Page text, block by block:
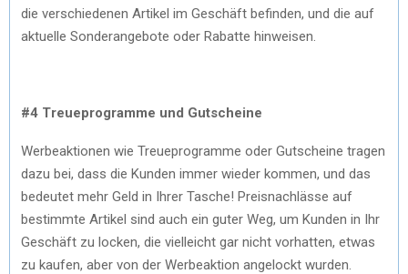
die verschiedenen Artikel im Geschäft befinden, und die auf
aktuelle Sonderangebote oder Rabatte hinweisen.
#4 Treueprogramme und Gutscheine
Werbeaktionen wie Treueprogramme oder Gutscheine tragen
dazu bei, dass die Kunden immer wieder kommen, und das
bedeutet mehr Geld in Ihrer Tasche! Preisnachlässe auf
bestimmte Artikel sind auch ein guter Weg, um Kunden in Ihr
Geschäft zu locken, die vielleicht gar nicht vorhatten, etwas
zu kaufen, aber von der Werbeaktion angelockt wurden.